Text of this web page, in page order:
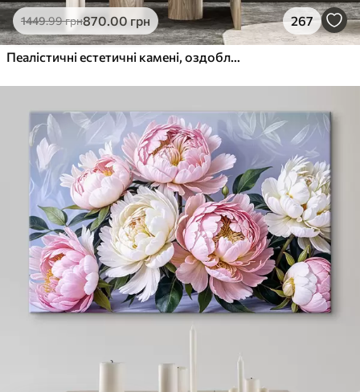
1449.99грн870.00 грн 267
Пеалістичні естетичні камені, оздоблення будинку, природне освітлення